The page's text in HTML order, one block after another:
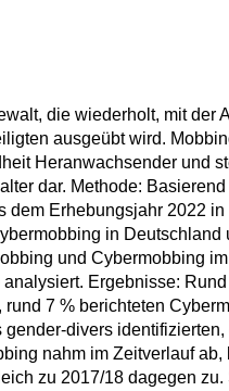
die wiederholt, mit der
ausgeübt wird.
Heranwachsender und
dar. Methode:
dem Erhebungsjahr 2022
in
und Cybermobbing
Ergebnisse:
7 % berichteten
divers
nahm im Zeitverlauf
zu 2017/18 dagegen